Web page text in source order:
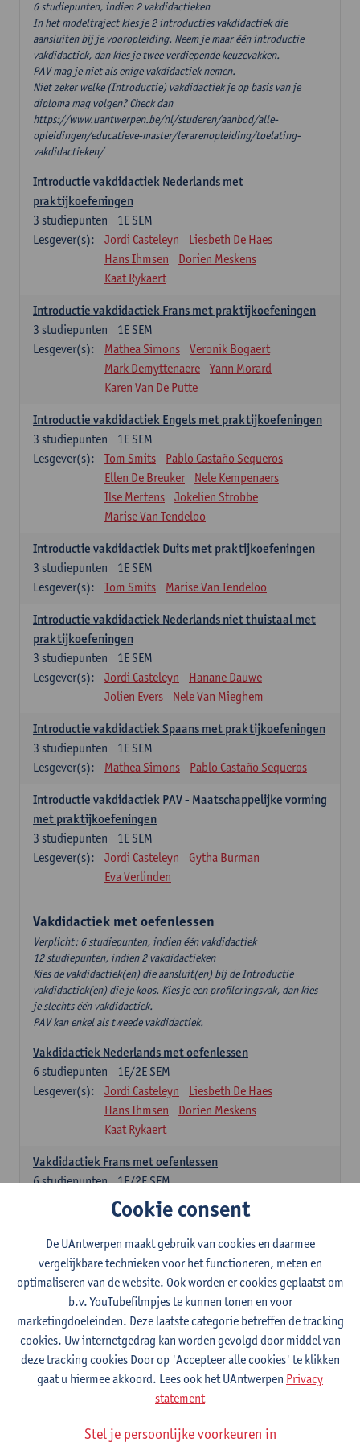
6 studiepunten, indien 2 vakdidactieken
In het modeltraject kies je 2 introducties vakdidactiek die
aansluiten bij je vooropleiding. Neem je maar één introductie
vakdidactiek, dan kies je twee verdiepende keuzevakken.
PAV mag je niet als enige vakdidactiek nemen.
Niet zeker welke (Introductie) vakdidactiek je op basis van je
diploma mag volgen? Check dan
https://www.uantwerpen.be/nl/studeren/aanbod/alle-
opleidingen/educatieve-master/lerarenopleiding/toelating-
vakdidactieken/
Introductie vakdidactiek Nederlands met
praktijkoefeningen
1E SEM
3 studiepunten
Lesgever(s):
Jordi Casteleyn
Liesbeth De Haes
Hans Ihmsen
Dorien Meskens
Kaat Rykaert
Introductie vakdidactiek Frans met praktijkoefeningen
1E SEM
3 studiepunten
Lesgever(s):
Mathea Simons
Veronik Bogaert
Mark Demyttenaere
Yann Morard
Karen Van De Putte
Introductie vakdidactiek Engels met praktijkoefeningen
1E SEM
3 studiepunten
Lesgever(s):
Tom Smits
Pablo Castaño Sequeros
Ellen De Breuker
Nele Kempenaers
Ilse Mertens
Jokelien Strobbe
Marise Van Tendeloo
Introductie vakdidactiek Duits met praktijkoefeningen
1E SEM
3 studiepunten
Lesgever(s):
Tom Smits Marise Van Tendeloo
Introductie vakdidactiek Nederlands niet thuistaal met
praktijkoefeningen
1E SEM
3 studiepunten
Lesgever(s):
Jordi Casteleyn
Hanane Dauwe
Jolien Evers
Nele Van Mieghem
Introductie vakdidactiek Spaans met praktijkoefeningen
1E SEM
3 studiepunten
Lesgever(s):
Mathea Simons Pablo Castaño Sequeros
Introductie vakdidactiek PAV - Maatschappelijke vorming
met praktijkoefeningen
1E SEM
3 studiepunten
Lesgever(s):
Jordi Casteleyn
Gytha Burman
Eva Verlinden
Vakdidactiek met oefenlessen
Verplicht: 6 studiepunten, indien één vakdidactiek
12 studiepunten, indien 2 vakdidactieken
Kies de vakdidactiek(en) die aansluit(en) bij de Introductie
vakdidactiek(en) die je koos. Kies je een profileringsvak, dan kies
je slechts één vakdidactiek.
PAV kan enkel als tweede vakdidactiek.
Vakdidactiek Nederlands met oefenlessen
1E/2E SEM
6 studiepunten
Lesgever(s):
Jordi Casteleyn
Liesbeth De Haes
Hans Ihmsen
Dorien Meskens
Kaat Rykaert
Vakdidactiek Frans met oefenlessen
1E/2E SEM
6studiepunten
Mathea Simons
Veronik Bogaert
Mark Demyttenaere
Yann Morard
Karen Van De Putte
Vakdidactiek Engels met oefenlessen
1E/2E SEM
6studiepunten
Lesgever(s):
Tom Smits
Ellen De Breuker
Nele Kempenaers
Joke Prinsen
Vakdidactiek Duits met oefenlessen
1E/2E SEM
6studiepunten
Tom Smits Marise Van Tendeloo
Vakdidactiek Nederlands niet-thuistaal met oefenlessen
Cookie consent
De UAntwerpen maakt gebruik van cookies en daarmee
vergelijkbare technieken voor het functioneren, meten en
optimaliseren van de website. Ook worden er cookies geplaatst om
b.v. YouTubefilmpjes te kunnen tonen en voor
marketingdoeleinden. Deze laatste categorie betreffen de tracking
cookies. Uw internetgedrag kan worden gevolgd door middel van
deze tracking cookies Door op 'Accepteer alle cookies' te klikken
gaat u hiermee akkoord. Lees ook het UAntwerpen Privacy
statement
Stel je persoonlijke voorkeuren in